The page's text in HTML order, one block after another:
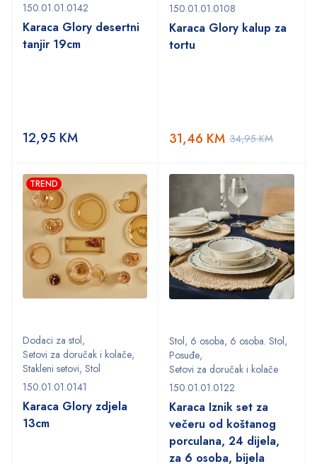
150.01.01.0142
Karaca Glory desertni
tanjir 19cm
12,95 KM
150.01.01.0108
Karaca Glory kalup za
tortu
34,95KM
31,46 KM
TREND
Dodaci za stol,
Setovi za doručak i kolače,
Stakleni setovi, Stol
150.01.01.0141
Karaca Glory zdjela
13cm
Stol, 6 osoba, 6 osoba. Stol,
Posuđe,
Setovi za doručak i kolače
150.01.01.0122
Karaca Iznik set za
večeru od koštanog
porculana, 24 dijela,
za 6 osoba, bijela